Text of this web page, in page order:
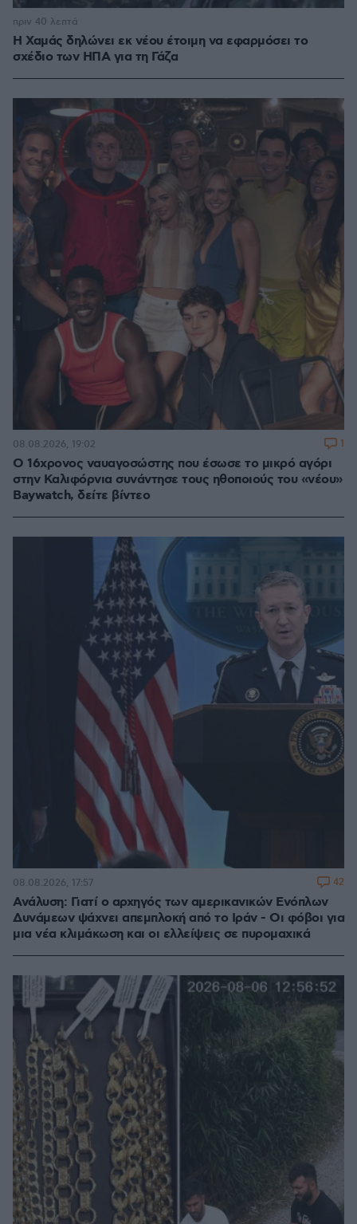
Η Χαμάς δηλώνει εκ νέου έτοιμη να εφαρμόσει το
σχέδιο των ΗΠΑ για τη Γάζα
πριν 40 λεπτά
Ο 16χρονος ναυαγοσώστης που έσωσε το μικρό αγόρι
στην Καλιφόρνια συνάντησε τους ηθοποιούς του «νέου»
Baywatch, δείτε βίντεο
08.08.2026, 19:02 1
Ανάλυση: Γιατί ο αρχηγός των αμερικανικών Ενόπλων
Δυνάμεων ψάχνει απεμπλοκή από το Ιράν - Οι φόβοι για
μια νέα κλιμάκωση και οι ελλείψεις σε πυρομαχικά
08.08.2026, 17:57 42